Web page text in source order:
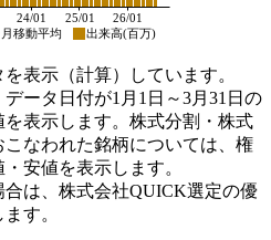
移動平均 出来高(百万)
26/01
25/01
24/01
表示（計算）しています。
ータ日付が1月1日～3月31日の
表示します。株式分割・株式
なわれた銘柄については、権
安値を表示します。
は、株式会社QUICK選定の優
す。